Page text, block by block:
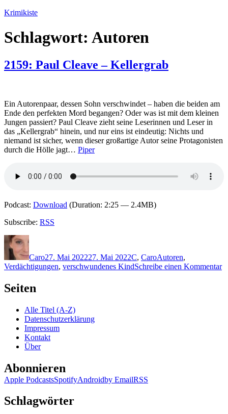
Zum
springen
Krimikiste
Schlagwort: Autoren
2159: Paul Cleave – Kellergrab
Ein Autorenpaar, dessen Sohn verschwindet – haben die beiden am
Ende den perfekten Mord begangen? Oder was ist mit dem kleinen
Jungen passiert? Paul Cleave zieht seine Leserinnen und Leser in
das „Kellergrab“ hinein, und nur eins ist eindeutig: Nichts und
niemand ist sicher, wenn dieser großartige Autor seine Protagonisten
durch die Hölle jagt… Piper
Podcast: Download (Duration: 2:25 — 2.4MB)
Subscribe: RSS
Autor
Caro27. Mai 202227. Mai 2022C, CaroAutoren,
Verdächtigungen, verschwundenes KindSchreibe einen Kommentar
Seiten
Alle Titel (A-Z)
Datenschutzerklärung
Impressum
Kontakt
Über
Abonnieren
Apple PodcastsSpotifyAndroidby EmailRSS
Schlagwörter